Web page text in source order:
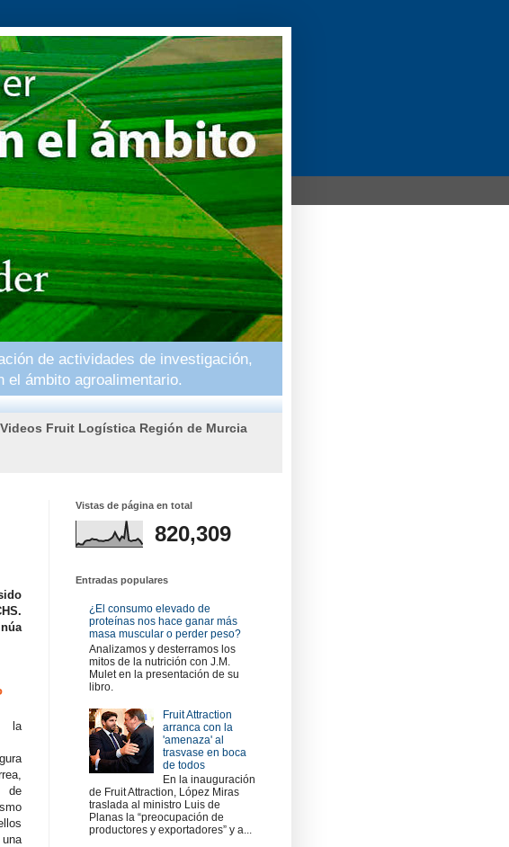
de actividades de investigación,
el ámbito agroalimentario.
Videos Fruit Logística Región de Murcia
la
de
Vistas de página en total
820,309
Entradas populares
¿El consumo elevado de
proteínas nos hace ganar más
masa muscular o perder peso?
Analizamos y desterramos los
mitos de la nutrición con J.M.
Mulet en la presentación de su
libro.
Fruit Attraction
arranca con la
'amenaza' al
trasvase en boca
de todos
En la inauguración
de Fruit Attraction, López Miras
traslada al ministro Luis de
Planas la “preocupación de
productores y exportadores” y a...